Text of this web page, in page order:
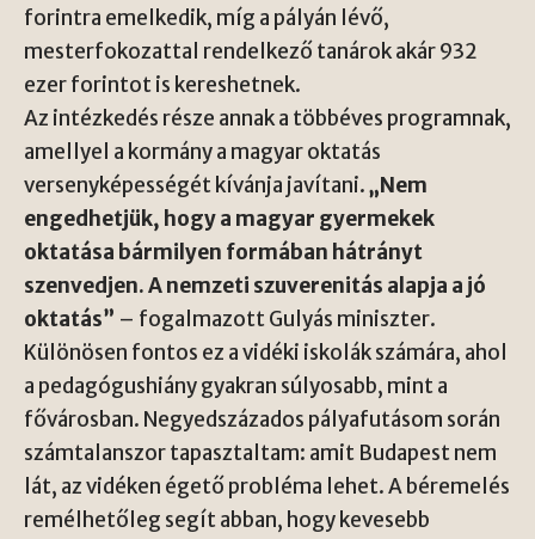
forintra emelkedik, míg a pályán lévő,
mesterfokozattal rendelkező tanárok akár 932
ezer forintot is kereshetnek.
Az intézkedés része annak a többéves programnak,
amellyel a kormány a magyar oktatás
versenyképességét kívánja javítani.„Nem
engedhetjük, hogy a magyar gyermekek
oktatása bármilyen formában hátrányt
szenvedjen. A nemzeti szuverenitás alapja a jó
oktatás” – fogalmazott Gulyás miniszter.
Különösen fontos ez a vidéki iskolák számára, ahol
a pedagógushiány gyakran súlyosabb, mint a
fővárosban. Negyedszázados pályafutásom során
számtalanszor tapasztaltam: amit Budapest nem
lát, az vidéken égető probléma lehet. A béremelés
remélhetőleg segít abban, hogy kevesebb